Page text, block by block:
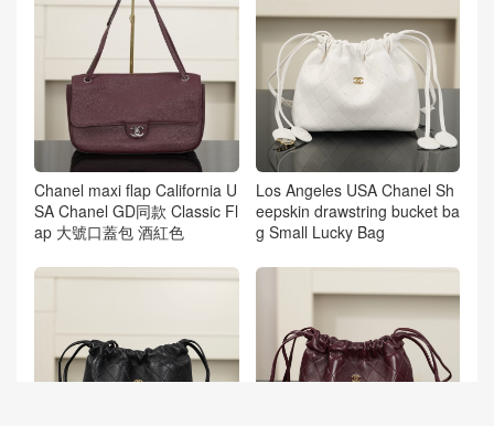
Chanel maxi flap California U
SA Chanel GD同款 Classic Fl
ap 大號口蓋包 酒紅色
Los Angeles USA Chanel Sh
eepskin drawstring bucket ba
g Small Lucky Bag